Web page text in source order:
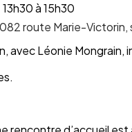
13h30 à 15h30
route Marie-Victorin,
avec Léonie Mongrain,